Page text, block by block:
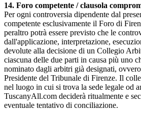
14. Foro competente / clausola
Per ogni controversia dipendente dal
competente esclusivamente il Foro di
peraltro potrà essere previsto che le
dall'applicazione, interpretazione,
devolute alla decisione di un Collegio
ciascuna delle due parti in causa più uno
nominato dagli arbitri già designati,
Presidente del Tribunale di Firenze. Il
nel luogo in cui si trova la sede legale od
TuscanyAll.com deciderà ritualmente e
eventuale tentativo di conciliazione.